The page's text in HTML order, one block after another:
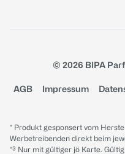
© 2026 BIPA
AGB Impressum
* Produkt gesponsert vom
Werbetreibenden direkt beim
*³ Nur mit gültiger jö Karte.